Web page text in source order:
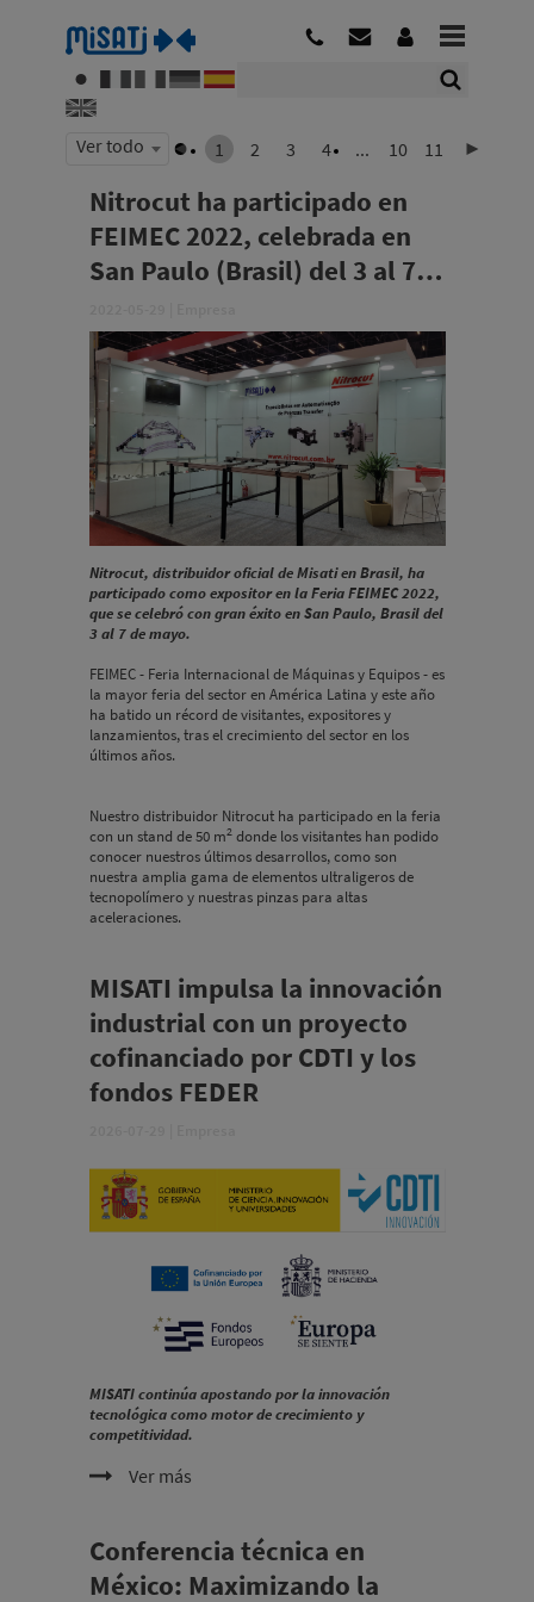
Ver todo 1 2 3 4 ... 10 11
Nitrocut ha participado en
FEIMEC 2022, celebrada en
San Paulo (Brasil) del 3 al 7
Nitrocut, distribuidor oficial de Misati en Brasil, ha
participado como expositor en la Feria FEIMEC 2022,
que se celebró con gran éxito en San Paulo, Brasil del
3 al 7 de mayo.
FEIMEC - Feria Internacional de Máquinas y Equipos - es
la mayor feria del sector en América Latina y este año
ha batido un récord de visitantes, expositores y
lanzamientos, tras el crecimiento del sector en los
últimos años.
Nuestro distribuidor Nitrocut ha participado en la feria
con un stand de 50 m2donde los visitantes han podido
conocer nuestros últimos desarrollos, como son
nuestra amplia gama de elementos ultraligeros de
tecnopolímero y nuestras pinzas para altas
aceleraciones.
MISATI impulsa la innovación
industrial con un proyecto
cofinanciado por CDTI y los
fondos FEDER
MISATI continúa apostando por la innovación
tecnológica como motor de crecimiento y
competitividad.
Ver más
Conferencia técnica en
México: Maximizando la